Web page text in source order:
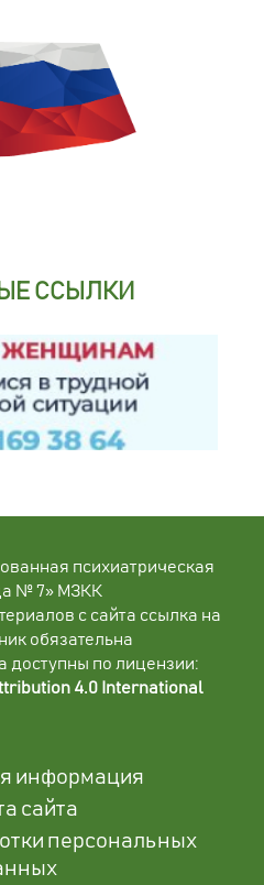
ССЫЛКИ
психиатрическая
№ 7» МЗКК
с сайта ссылка на
обязательна
доступны по лицензии:
4.0 International
информация
сайта
персональных